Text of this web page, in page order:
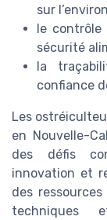
sur
le contrôle
sécurité
la
confiance
Les
en Nouvelle-
des défis
innovation et
des
techniques